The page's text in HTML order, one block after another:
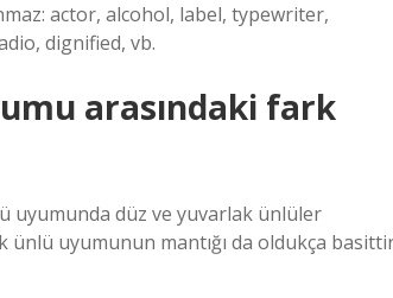
actor, alcohol, label, typewriter,
dignified, vb.
arasındaki fark
uyumunda düz ve yuvarlak ünlüler
ünlü uyumunun mantığı da oldukça